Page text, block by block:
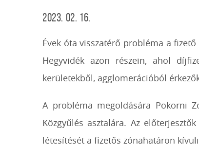
2023. 02. 16.
Évek óta visszatérő probléma a
Hegyvidék azon részein, ahol
kerületekből, agglomerációból
A probléma megoldására Pokorni
Közgyűlés asztalára. Az
létesítését a fizetős zónahatáron